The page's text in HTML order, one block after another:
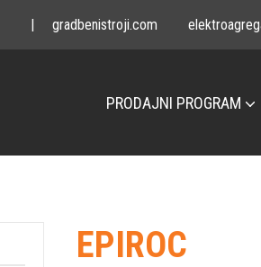
| gradbenistroji.com
PRODAJNI PROGRAM
EPIROC